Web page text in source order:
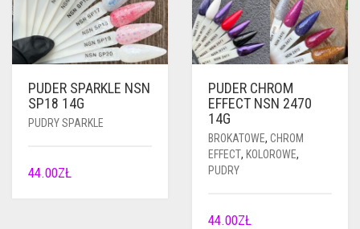
PUDER SPARKLE NSN
SP18 14G
PUDRY SPARKLE
44.00ZŁ
PUDER CHROM
EFFECT NSN 2470
14G
BROKATOWE, CHROM
EFFECT, KOLOROWE,
PUDRY
44.00ZŁ